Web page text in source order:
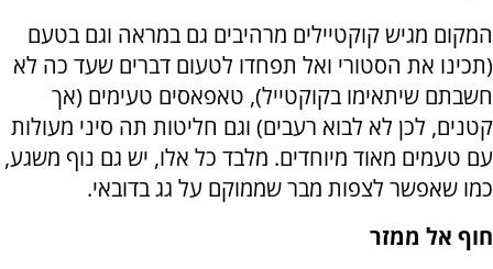
המקום מגיש קוקטיילים מרהיבים גם במראה וגם בטעם
(תכינו את הסטורי ואל תפחדו לטעום דברים שעד כה לא
חשבתם שיתאימו בקוקטייל), טאפאסים טעימים (אך
קטנים, לכן לא לבוא רעבים) וגם חליטות תה סיני מעולות
עם טעמים מאוד מיוחדים. מלבד כל אלו, יש גם נוף משגע,
כמו שאפשר לצפות מבר שממוקם על גג בדובאי.
חוף אל ממזר